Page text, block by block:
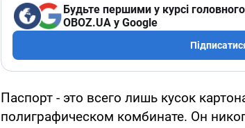
Будьте першими у курсі
OBOZ.UA у Google
Паспорт - это всего лишь кусок
полиграфическом комбинате. Он